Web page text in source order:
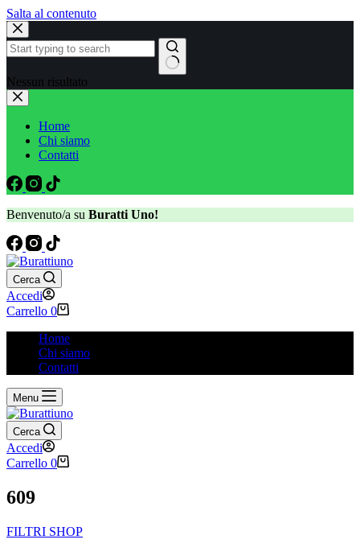
Salta al contenuto
Nessun risultato
Home
Chi siamo
Contatti
Benvenuto/a su Buratti Uno!
Cerca
Accedi
Carrello 0
Home
Chi siamo
Contatti
Menu
Cerca
Accedi
Carrello 0
609
FILTRI SHOP